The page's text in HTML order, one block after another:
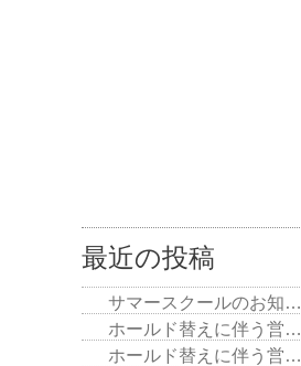
最近の投稿
サマースクールのお知…
ホールド替えに伴う営…
ホールド替えに伴う営…